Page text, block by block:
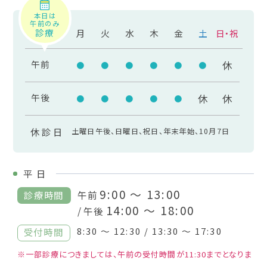
本日は
午前のみ
診療 月 火 水 木 金 土 日・祝
午前 ● ● ● ● ● ● 休
午後 ● ● ● ● ● 休 休
休診日 土曜日午後、日曜日、祝日、年末年始、10月7日
平 日
診療時間
午前 9:00 ～ 13:00
/ 午後 14:00 ～ 18:00
受付時間 8:30 ～ 12:30 / 13:30 ～ 17:30
※一部診療につきましては、午前の受付時間が11:30までとなりま